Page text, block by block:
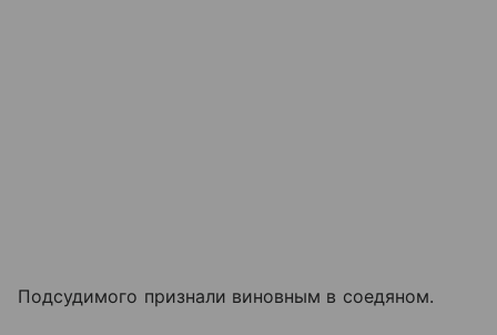
Подсудимого признали виновным в соедяном.